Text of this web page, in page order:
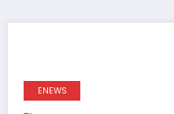
ENEWS